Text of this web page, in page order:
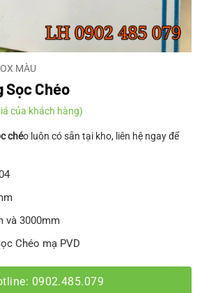
MÀU
Sọc Chéo
của khách hàng)
chéo luôn có sẵn tại kho, liên hệ ngay để
và 3000mm
Chéo mạ PVD
0902.485.079